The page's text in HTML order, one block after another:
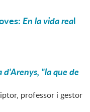
En la vida real
d'Arenys, "la que de
professor i gestor